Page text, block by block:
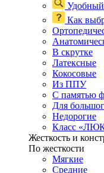
Удобный
Как
В скрутке
Латексные
Кокосовые
Из ППУ
С памятью
Для
Недорогие
Класс
Жесткость и
По жесткости
Мягкие
Средние